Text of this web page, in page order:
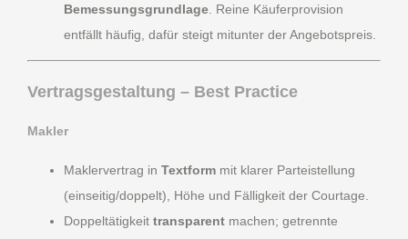
Bemessungsgrundlage . Reine Käuferprovision
entfällt häufig, dafür steigt mitunter der Angebotspreis.
Vertragsgestaltung – Best Practice
Makler
Maklervertrag in Textform mit klarer Parteistellung
(einseitig/doppelt), Höhe und Fälligkeit der Courtage.
Doppeltätigkeit transparent machen; getrennte